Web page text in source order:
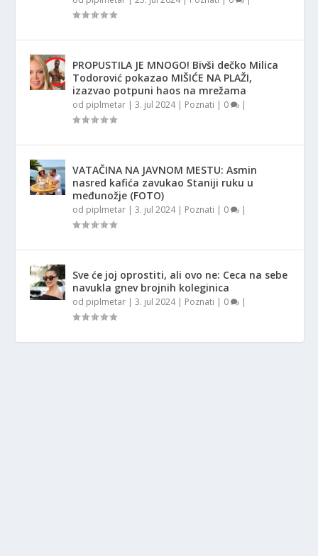
PROPUSTILA JE MNOGO! Bivši dečko Milica
Todorović pokazao MIŠIĆE NA PLAŽI,
izazvao potpuni haos na mrežama
od piplmetar |3. jul 2024| Poznati | 0 |
VATAČINA NA JAVNOM MESTU: Asmin
nasred kafića zavukao Staniji ruku u
međunožje (FOTO)
od piplmetar |3. jul 2024| Poznati | 0 |
Sve će joj oprostiti, ali ovo ne: Ceca na sebe
navukla gnev brojnih koleginica
od piplmetar |3. jul 2024| Poznati | 0 |